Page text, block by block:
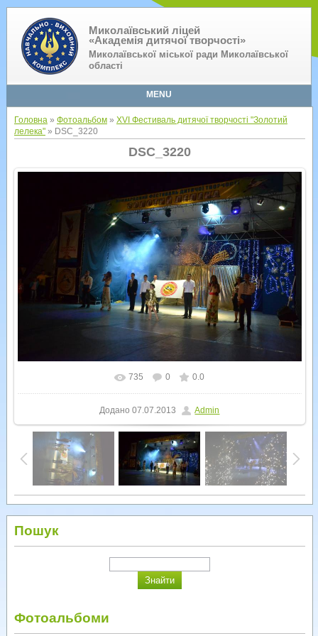
Миколаївський ліцей
«Академія дитячої творчості»
Миколаївської міської ради Миколаївської
області
MENU
Головна» Фотоальбом» XVI Фестиваль дитячої творчості "Золотий
лелека"» DSC_3220
DSC_3220
У реальному розмірі 1600x1066
735 0 0.0
Додано 07.07.2013 Admin
Пошук
Фотоальбоми